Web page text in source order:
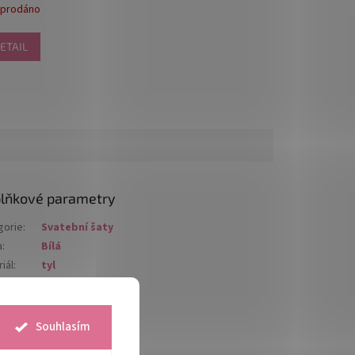
Souhlasím
parametry
:
Svatební šaty
:
Bílá
:
tyl
: šněrování